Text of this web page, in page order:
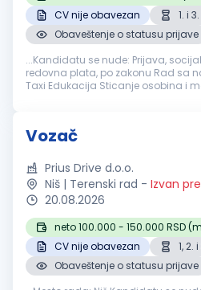
CV nije obavezan
1. i
Obaveštenje o statusu prijave
...Kandidatu se nude: Prijava, socijalno i penziono osiguranje,
redovna plata, po zakonu Rad sa
Taxi Edukacija Sticanje osobina i
Vozač
Prius Drive d.o.o.
Niš | Terenski rad - Izvan
20.08.2026
neto 100.000 - 150.000 RSD
CV nije obavezan
1, 2.
Obaveštenje o statusu prijave